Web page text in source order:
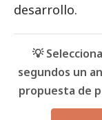
desarrollo.
💡
segundos un
propuesta de